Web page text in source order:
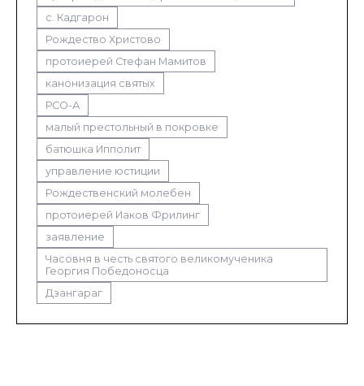
с. Кадгарон
Рождество Христово
протоиерей Стефан Мамитов
канонизация святых
РСО-А
малый престольный в покровке
батюшка Ипполит
управление юстиции
Рождественский молебен
протоиерей Иаков Фрилинг
заявление
Часовня в честь святого великомученика
Георгия Победоносца
Дзангараг